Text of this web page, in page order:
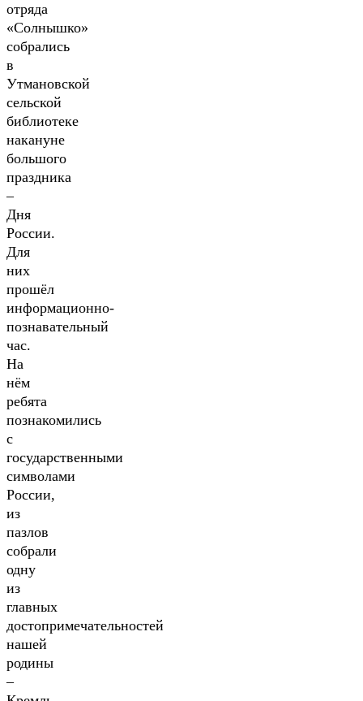
отряда
«Солнышко»
собрались
в
Утмановской
сельской
библиотеке
накануне
большого
праздника
–
Дня
России.
Для
них
прошёл
информационно-
познавательный
час.
На
нём
ребята
познакомились
с
государственными
символами
России,
из
пазлов
собрали
одну
из
главных
достопримечательностей
нашей
родины
–